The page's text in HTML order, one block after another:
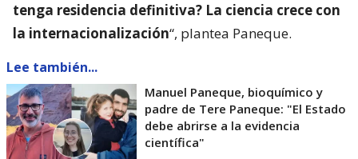
tenga residencia definitiva? La ciencia crece con
la internacionalización“, plantea Paneque.
Lee también...
Manuel Paneque, bioquímico y
padre de Tere Paneque: "El Estado
debe abrirse a la evidencia
científica"